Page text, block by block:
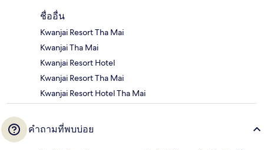
ชื่ออื่น
Kwanjai Resort Tha Mai
Kwanjai Tha Mai
Kwanjai Resort Hotel
Kwanjai Resort Tha Mai
Kwanjai Resort Hotel Tha Mai
คำถามที่พบบ่อย